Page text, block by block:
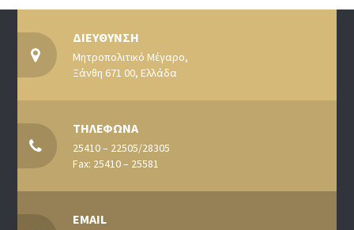
ΔΙΕΥΘΥΝΣΗ
Μητροπολιτικό Μέγαρο,
Ξάνθη 671 00, Ελλάδα
ΤΗΛΕΦΩΝΑ
25410 – 22505/28305
Fax: 25410 – 25581
EMAIL